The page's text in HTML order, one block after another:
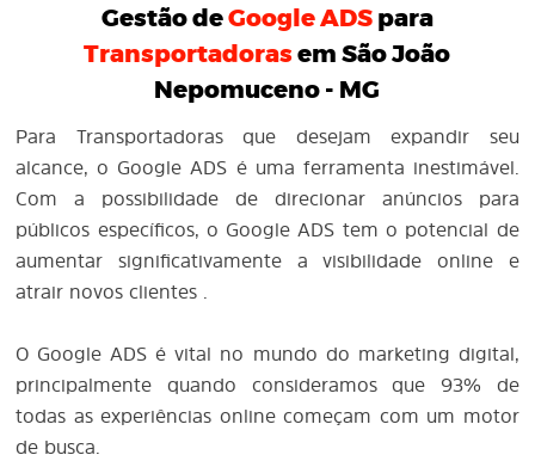
Gestão de Google ADSpara
Transportadoras em São João
Nepomuceno - MG
Para Transportadoras que desejam expandir seu
alcance, o Google ADS é uma ferramenta inestimável.
Com a possibilidade de direcionar anúncios para
públicos específicos, o Google ADS tem o potencial de
aumentar significativamente a visibilidade online e
atrair novos clientes .
O Google ADS é vital no mundo do marketing digital,
principalmente quando consideramos que 93% de
todas as experiências online começam com um motor
de busca.